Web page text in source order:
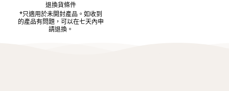
退換貨條件
*只適用於未開封產品。如收到
的產品有問題，可以在七天內申
請退換。